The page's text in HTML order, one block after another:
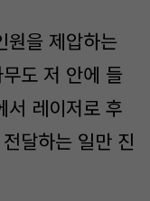
원을 제압하는
도 저 안에 들
서 레이저로 후
달하는 일만 진